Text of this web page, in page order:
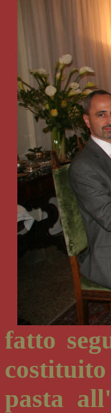
fatto
pasta